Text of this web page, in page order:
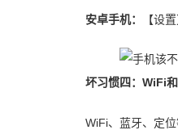
安卓手机： 【设
坏习惯四： WiFi
WiFi、蓝牙、定